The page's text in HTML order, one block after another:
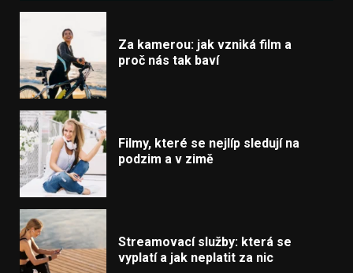
Za kamerou: jak vzniká film a
proč nás tak baví
Filmy, které se nejlíp sledují na
podzim a v zimě
Streamovací služby: která se
vyplatí a jak neplatit za nic